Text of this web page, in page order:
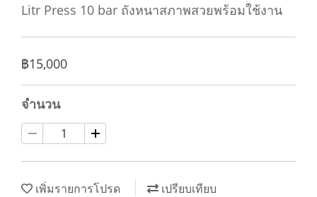
Litr Press 10 bar ถังหนาสภาพสวยพร้อมใช้งาน
฿15,000
จำนวน
เพิ่มรายการโปรด เปรียบเทียบ